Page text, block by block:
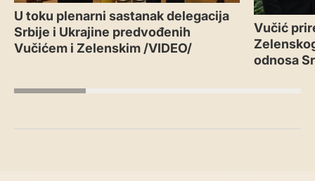
U toku plenarni sastanak delegacija
Srbije i Ukrajine predvođenih
Vučićem i Zelenskim /VIDEO/
Vučić
odnosa